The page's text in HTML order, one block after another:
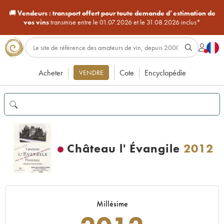
🚚Vendeurs : transport offert pour toute demande d’estimation de
vos vinstransmise entre le 01.07.2026 et le 31.08.2026 inclus*
Acheter VENDRE Cote Encyclopédie
Château l' Évangile 2012
Millésime